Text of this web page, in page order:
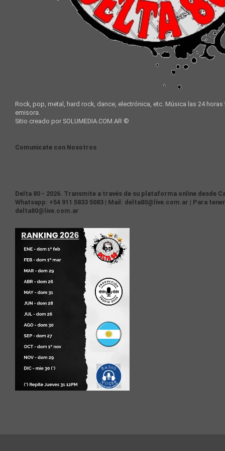
Rock, pop, metal, hard rock, dance, electrónica, etc. Música las 24
emisora.
Sitio creado por SOLUMEDIA.COM.AR ©
Comunicate con Nosotros
Delta 80 - 2026. Transmite a través de su plataforma online desde
Whatsapp: +54 911 5833 5083 | Mail: delta80@live.com.ar | Para
delta80@live.com.ar